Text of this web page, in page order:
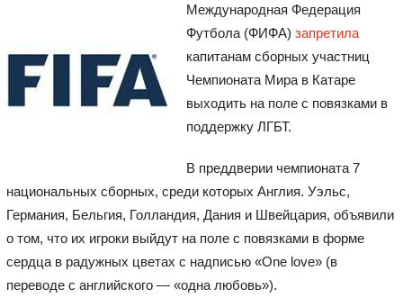
Международная Федерация
Футбола (ФИФА) запретила
капитанам сборных участниц
Чемпионата Мира в Катаре
выходить на поле с повязками в
поддержку ЛГБТ.
В преддверии чемпионата 7
национальных сборных, среди которых Англия. Уэльс,
Германия, Бельгия, Голландия, Дания и Швейцария, объявили
о том, что их игроки выйдут на поле с повязками в форме
сердца в радужных цветах с надписью «One love» (в
переводе с английского — «одна любовь»).